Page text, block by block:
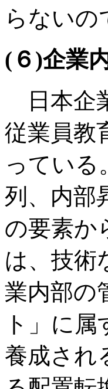
らないの
(６)企業
日本企
従業員教
っている
列、内部
の要素か
は、技術
業内部の
ト」に
養成され